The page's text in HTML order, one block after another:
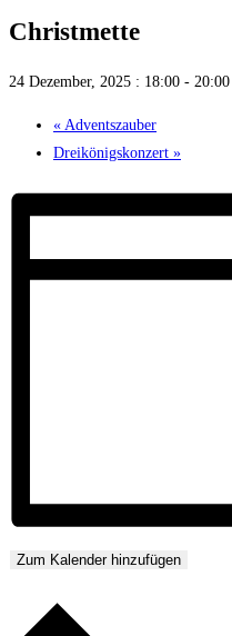
Christmette
24 Dezember, 2025 : 18:00 - 20:00
« Adventszauber
Dreikönigskonzert »
Zum Kalender hinzufügen